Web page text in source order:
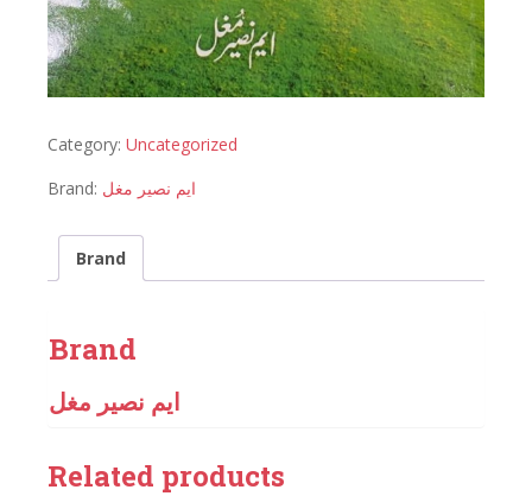
Category: Uncategorized
Brand: ایم نصیر مغل
Brand
Brand
ایم نصیر مغل
Related products